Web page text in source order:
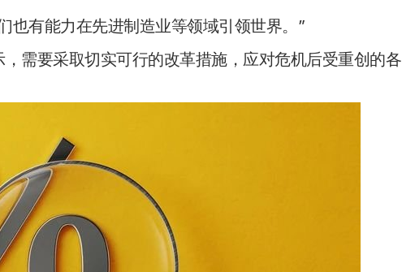
也有能力在先进制造业等领域引领世界。”
需要采取切实可行的改革措施，应对危机后受重创的各